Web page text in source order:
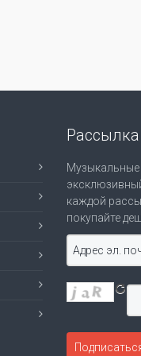
Рассылка
Музыкальные
каждой
покупайте